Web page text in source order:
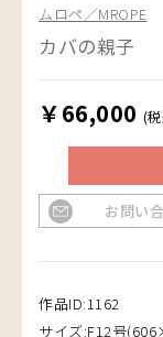
ムロペ／MROPE
カバの親子
￥66,000 (
お問い
作品ID:1162
サイズ:F12号